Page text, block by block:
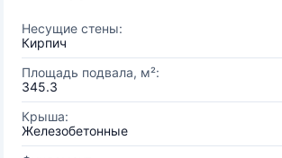
Несущие стены:
Кирпич
Площадь подвала, м²:
345.3
Крыша:
Железобетонные